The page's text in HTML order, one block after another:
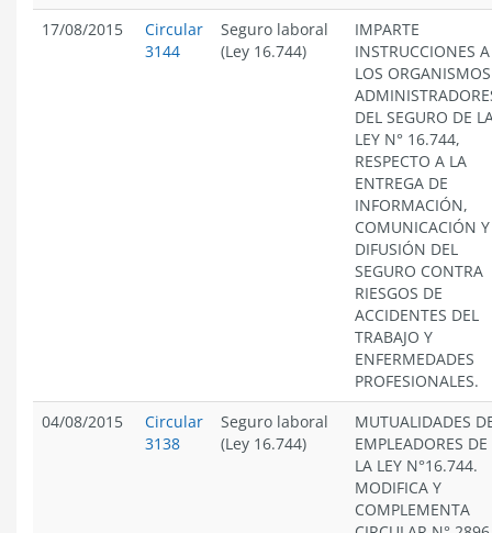
17/08/2015
Circular
3144
Seguro laboral
(Ley 16.744)
IMPARTE
INSTRUCCIONES A
LOS ORGANISMOS
DEL SEGURO DE
LEY N° 16.744,
RESPECTO A LA
ENTREGA DE
INFORMACIÓN,
COMUNICACIÓN Y
DIFUSIÓN DEL
SEGURO CONTRA
RIESGOS DE
ACCIDENTES DEL
TRABAJO Y
ENFERMEDADES
PROFESIONALES.
04/08/2015
Circular
3138
Seguro laboral
(Ley 16.744)
MUTUALIDADES
EMPLEADORES DE
LA LEY N°16.744.
MODIFICA Y
COMPLEMENTA